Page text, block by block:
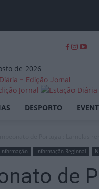
de 2026
– Edição Jornal
DESPORTO
Informação Informação Regional
de